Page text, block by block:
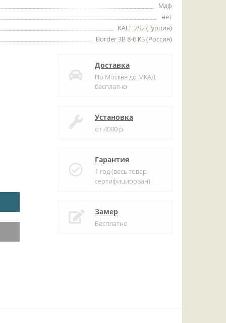
Мдф
нет
KALE 252 (Турция)
Border ЗВ 8-6 К5 (Россия)
Доставка
По Москве до МКАД
бесплатно
Установка
от 4000 р.
Гарантия
1 год (весь товар
сертифицирован)
Замер
Бесплатно